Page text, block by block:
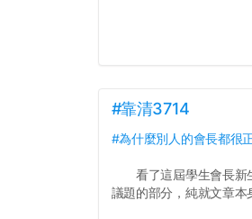
#靠清3714
#為什麼別人的會長都很
看了這屆學生會長新
議題的部分，純就文章本